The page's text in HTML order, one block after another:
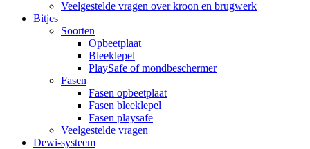
Veelgestelde vragen over kroon en brugwerk
Bitjes
Soorten
Opbeetplaat
Bleeklepel
PlaySafe of mondbeschermer
Fasen
Fasen opbeetplaat
Fasen bleeklepel
Fasen playsafe
Veelgestelde vragen
Dewi-systeem